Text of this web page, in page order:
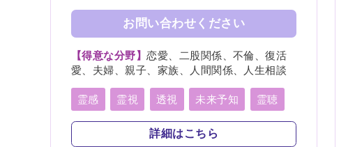
お問い合わせください
【得意な分野】恋愛、二股関係、不倫、復活
愛、夫婦、親子、家族、人間関係、人生相談
霊感 霊視 透視 未来予知 霊聴
スピリチュアルカウンセリング
詳細はこちら